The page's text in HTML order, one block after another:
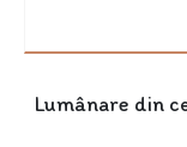
Lumânare din